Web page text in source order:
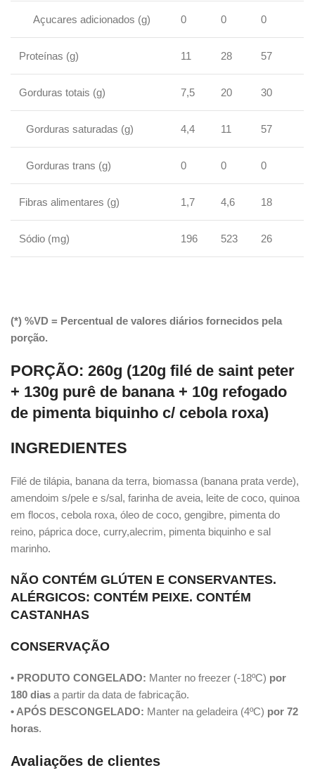
Açucares adicionados (g) 0 0 0
Proteínas (g) 11 28 57
Gorduras totais (g) 7,5 20 30
Gorduras saturadas (g) 4,4 11 57
Gorduras trans (g) 0 0 0
Fibras alimentares (g) 1,7 4,6 18
Sódio (mg) 196 523 26
(*) %VD = Percentual de valores diários fornecidos pela
porção.
PORÇÃO: 260g (120g filé de saint peter
+ 130g purê de banana + 10g refogado
de pimenta biquinho c/ cebola roxa)
INGREDIENTES
Filé de tilápia, banana da terra, biomassa (banana prata verde),
amendoim s/pele e s/sal, farinha de aveia, leite de coco, quinoa
em flocos, cebola roxa, óleo de coco, gengibre, pimenta do
reino, páprica doce, curry,alecrim, pimenta biquinho e sal
marinho.
NÃO CONTÉM GLÚTEN E CONSERVANTES.
ALÉRGICOS: CONTÉM PEIXE. CONTÉM
CASTANHAS
CONSERVAÇÃO
• PRODUTO CONGELADO: Manter no freezer (-18ºC) por
180 dias a partir da data de fabricação.
• APÓS DESCONGELADO: Manter na geladeira (4ºC) por 72
horas.
Avaliações de clientes